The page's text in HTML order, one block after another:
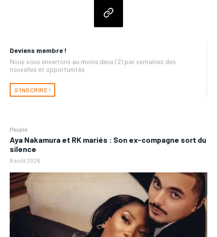
Deviens membre !
Nous vous enverrons au moins deux (2) par semaines des
nouvelles et opportunités
S'INSCRIRE !
People
Aya Nakamura et RK mariés : Son ex-compagne sort du
silence
8 août 2026